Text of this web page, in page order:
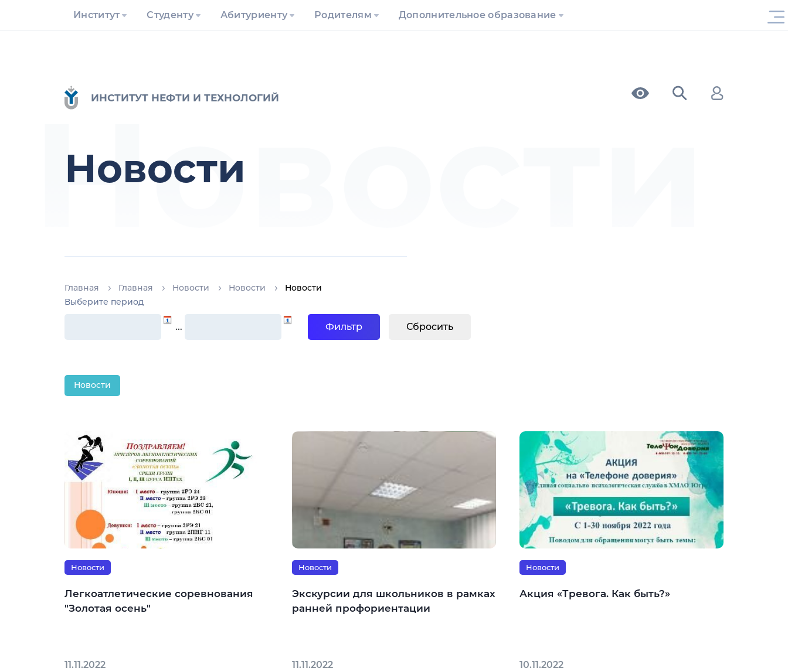
Институт Студенту Абитуриенту Родителям Дополнительное образование
ИНСТИТУТ НЕФТИ И ТЕХНОЛОГИЙ
Новости
Главная Главная Новости Новости Новости
Новости
Выберите период
…
Новости
Новости
Легкоатлетические соревнования
"Золотая осень"
11.11.2022
Новости
Экскурсии для школьников в рамках
ранней профориентации
11.11.2022
Новости
Акция «Тревога. Как быть?»
10.11.2022